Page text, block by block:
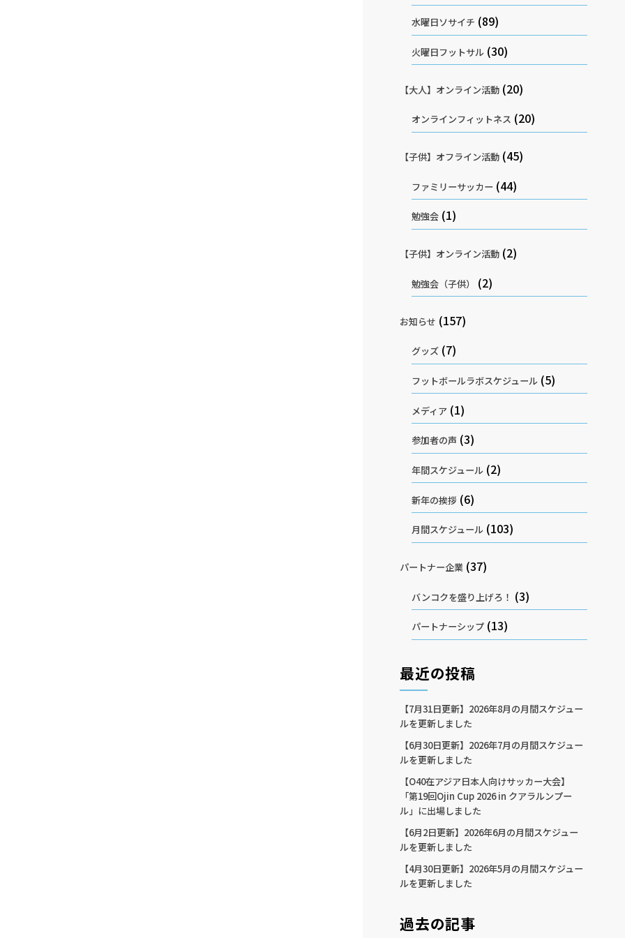
水曜日ソサイチ (89)
火曜日フットサル(30)
【大人】オンライン活動 (20)
オンラインフィットネス (20)
【子供】オフライン活動 (45)
ファミリーサッカー (44)
勉強会(1)
【子供】オンライン活動 (2)
勉強会（子供） (2)
お知らせ (157)
グッズ(7)
フットボールラボスケジュール(5)
メディア (1)
参加者の声 (3)
年間スケジュール(2)
新年の挨拶 (6)
月間スケジュール(103)
パートナー企業 (37)
バンコクを盛り上げろ！ (3)
パートナーシップ(13)
最近の投稿
【7月31日更新】2026年8月の月間スケジュー
ルを更新しました
【6月30日更新】2026年7月の月間スケジュー
ルを更新しました
【O40在アジア日本人向けサッカー大会】
「第19回Ojin Cup 2026 in クアラルンプー
ル」に出場しました
【6月2日更新】2026年6月の月間スケジュー
ルを更新しました
【4月30日更新】2026年5月の月間スケジュー
ルを更新しました
過去の記事